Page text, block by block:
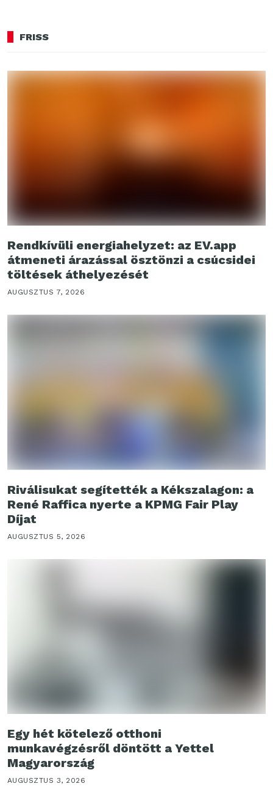
FRISS
Rendkívüli energiahelyzet: az EV.app
átmeneti árazással ösztönzi a csúcsidei
töltések áthelyezését
AUGUSZTUS 7, 2026
Riválisukat segítették a Kékszalagon: a
René Raffica nyerte a KPMG Fair Play
Díjat
AUGUSZTUS 5, 2026
Egy hét kötelező otthoni
munkavégzésről döntött a Yettel
Magyarország
AUGUSZTUS 3, 2026